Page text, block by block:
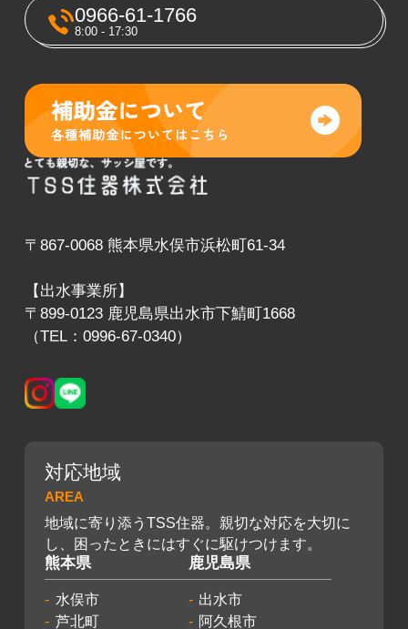
0966-61-1766
8:00 - 17:30
〒867-0068 熊本県水俣市浜松町61-34
【出水事業所】
〒899-0123 鹿児島県出水市下鯖町1668
（TEL：0996-67-0340）
対応地域
AREA
地域に寄り添うTSS住器。親切な対応を大切に
し、困ったときにはすぐに駆けつけます。
熊本県
水俣市
芦北町
鹿児島県
出水市
阿久根市